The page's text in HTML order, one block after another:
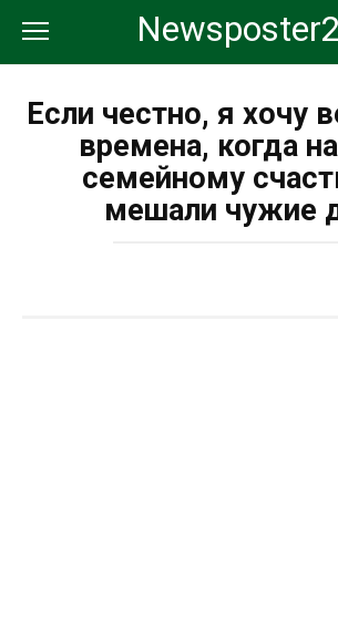
контенту
Если честно, я хочу
времена, когда
семейному
мешали чужие